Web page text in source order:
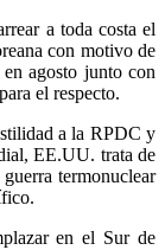
a toda costa el
con motivo de
agosto junto con
el respecto.
a la RPDC y
EE.UU. trata de
termonuclear
en el Sur de